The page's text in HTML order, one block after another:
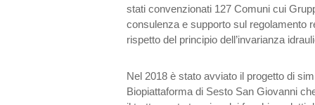
stati convenzionati 127 Comuni cui
consulenza e supporto sul regolamento
rispetto del principio dell’invarianza
Nel 2018 è stato avviato il progetto di
Biopiattaforma di Sesto San Giovanni